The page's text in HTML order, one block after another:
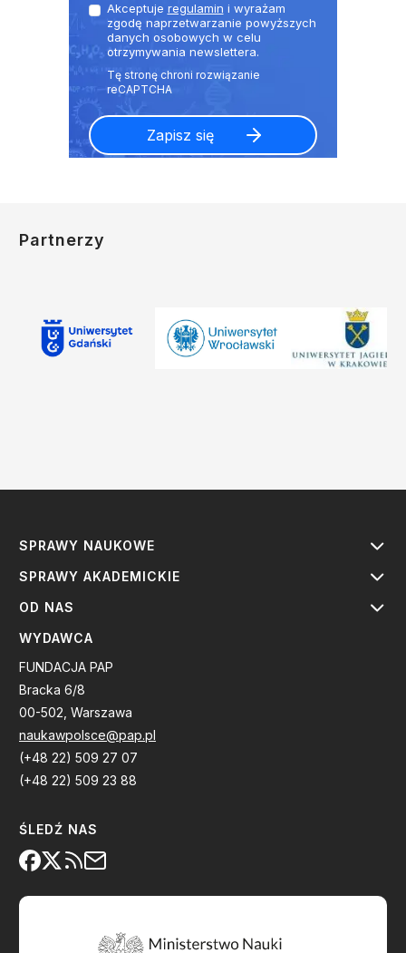
Akceptuje regulamin i wyrażam
zgodę naprzetwarzanie powyższych
danych osobowych w celu
otrzymywania newslettera.
Partnerzy
SPRAWY NAUKOWE
SPRAWY AKADEMICKIE
OD NAS
WYDAWCA
FUNDACJA PAP
Bracka 6/8
00-502, Warszawa
naukawpolsce@pap.pl
(+48 22) 509 27 07
(+48 22) 509 23 88
ŚLEDŹ NAS